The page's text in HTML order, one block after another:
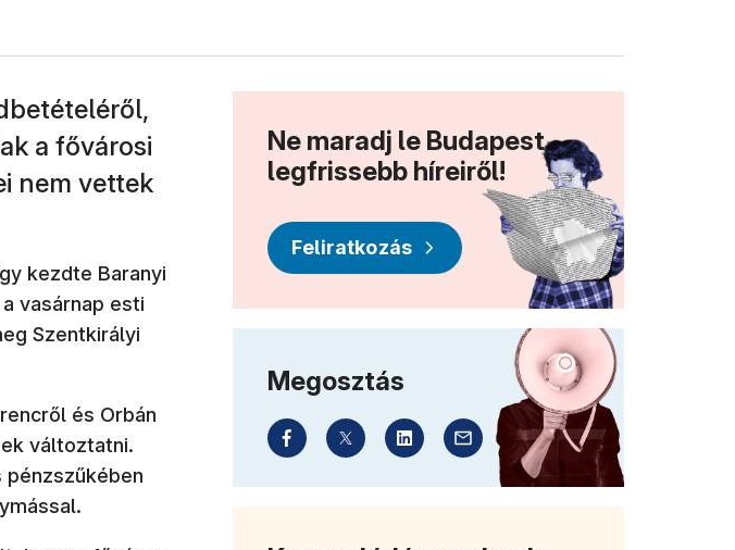
a fővárosi
nem vettek
kezdte Baranyi
vasárnap esti
Szentkirályi
és Orbán
változtatni.
pénzszűkében
Ne maradj le Budapest
legfrissebb híreiről!
Feliratkozás
Megosztás